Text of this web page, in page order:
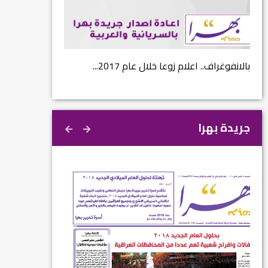
بالانفوغراف.. اعلام زوعا خلال عام 2017...
جريدة بهرا